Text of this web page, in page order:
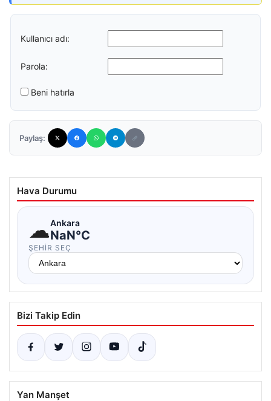
Kullanıcı adı:
Parola:
Beni hatırla
Paylaş:
Hava Durumu
☁Ankara
NaN°C
ŞEHIR SEÇ
Bizi Takip Edin
Yan Manşet